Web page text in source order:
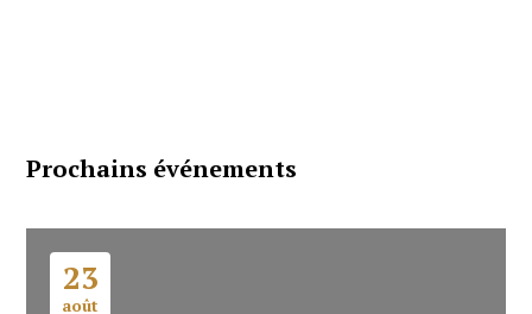
Prochains événements
23
août